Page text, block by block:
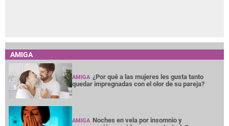
AMIGA
AMIGA ¿Por qué a las mujeres les gusta tanto
quedar impregnadas con el olor de su pareja?
AMIGA Noches en vela por insomnio y